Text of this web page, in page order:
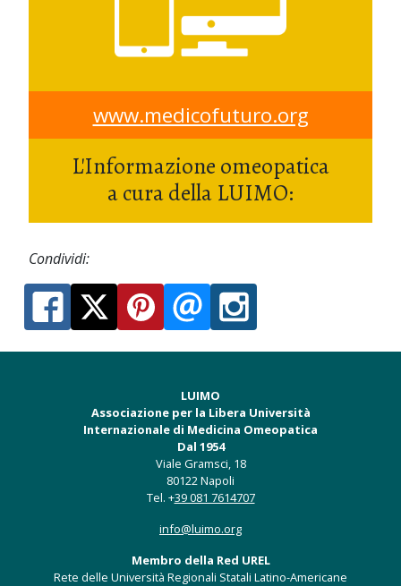
www.medicofuturo.org
L'Informazione omeopatica
a cura della LUIMO:
Condividi:
LUIMO
Associazione per la Libera Università
Internazionale di Medicina Omeopatica
Dal 1954
Viale Gramsci, 18
80122 Napoli
Tel. +39 081 7614707
info@luimo.org
Membro della Red UREL
Rete delle Università Regionali Statali Latino-Americane